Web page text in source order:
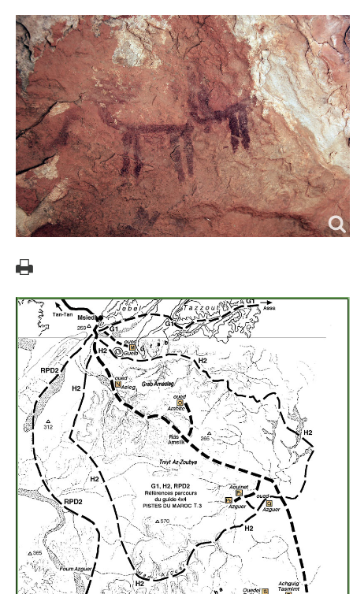
Petit problème... Une erreur
s'est produite
Google Maps ne s'est pas chargé correctement sur cette
page. Pour plus d'informations techniques sur cette erreur,
veuillez consulter la console JavaScript.